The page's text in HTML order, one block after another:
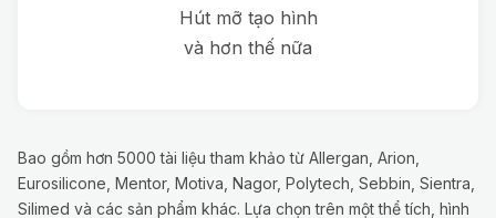
Hút mỡ tạo hình
và hơn thế nữa
Bao gồm hơn 5000 tài liệu tham khảo từ Allergan, Arion,
Eurosilicone, Mentor, Motiva, Nagor, Polytech, Sebbin, Sientra,
Silimed và các sản phẩm khác. Lựa chọn trên một thể tích, hình